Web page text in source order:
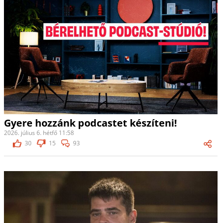
Gyere hozzánk podcastet készíteni!
2026. július 6. hétfő 11:58
30
15 93